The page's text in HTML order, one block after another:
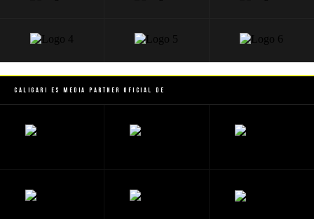
Caligari es Media Partner Oficial de